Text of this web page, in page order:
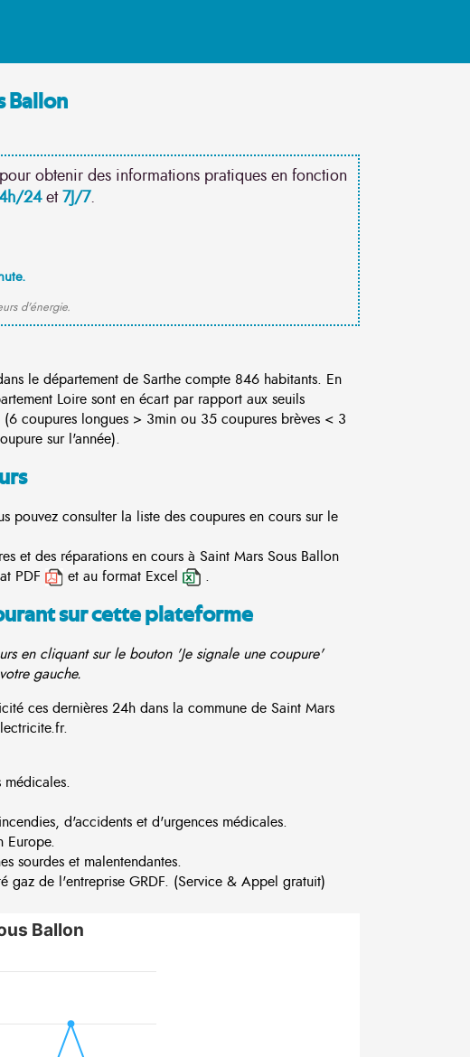
Ballon
obtenir des informations pratiques en fonction
24et7J/7.
d'énergie.
le département de Sarthe compte 846 habitants. En
Loire sont en écart par rapport aux seuils
coupures longues > 3min ou 35 coupures brèves < 3
sur l'année).
pouvez consulter la liste des coupures en cours sur le
et des réparations en cours à Saint Mars Sous Ballon
PDF
et au format Excel .
sur cette plateforme
en cliquant sur le bouton 'Je signale une coupure'
gauche.
ces dernières 24h dans la commune de Saint Mars
d'accidents et d'urgences médicales.
Europe.
sourdes et malentendantes.
de l'entreprise GRDF. (Service & Appel gratuit)
Ballon